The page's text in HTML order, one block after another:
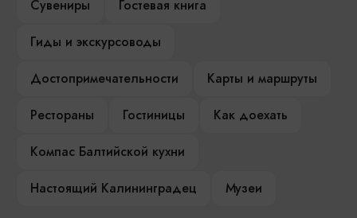
Сувениры
Гостевая книга
Гиды и экскурсоводы
Достопримечательности
Карты и маршруты
Рестораны
Гостиницы
Как доехать
Компас Балтийской кухни
Настоящий Калининградец
Музеи